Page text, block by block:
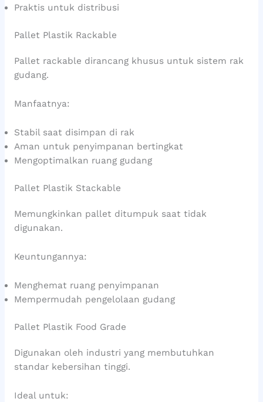
Praktis untuk distribusi
Pallet Plastik Rackable
Pallet rackable dirancang khusus untuk sistem rak
gudang.
Manfaatnya:
Stabil saat disimpan di rak
Aman untuk penyimpanan bertingkat
Mengoptimalkan ruang gudang
Pallet Plastik Stackable
Memungkinkan pallet ditumpuk saat tidak
digunakan.
Keuntungannya:
Menghemat ruang penyimpanan
Mempermudah pengelolaan gudang
Pallet Plastik Food Grade
Digunakan oleh industri yang membutuhkan
standar kebersihan tinggi.
Ideal untuk: